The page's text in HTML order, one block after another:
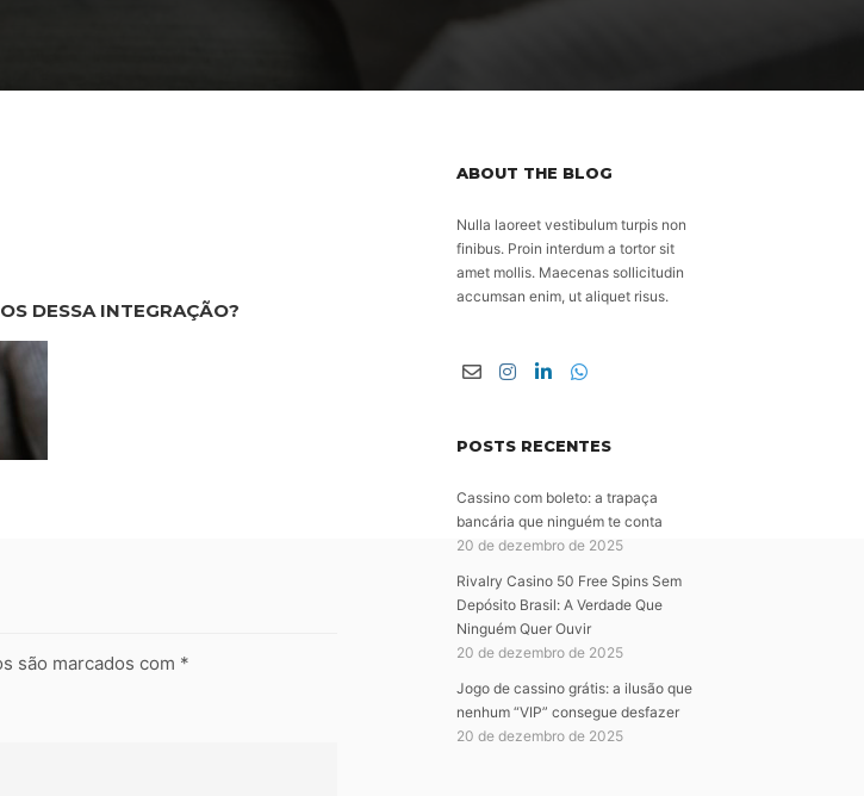
DESSA INTEGRAÇÃO?
são marcados com *
ABOUT THE BLOG
Nulla laoreet vestibulum turpis non
finibus. Proin interdum a tortor sit
amet mollis. Maecenas sollicitudin
accumsan enim, ut aliquet risus.
POSTS RECENTES
Cassino com boleto: a trapaça
bancária que ninguém te conta
20 de dezembro de 2025
Rivalry Casino 50 Free Spins Sem
Depósito Brasil: A Verdade Que
Ninguém Quer Ouvir
20 de dezembro de 2025
Jogo de cassino grátis: a ilusão que
nenhum “VIP” consegue desfazer
20 de dezembro de 2025